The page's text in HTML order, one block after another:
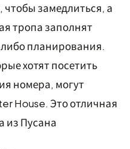
чтобы замедлиться, а
тропа заполнят
планирования.
хотят посетить
номера, могут
House. Это отличная
из Пусана